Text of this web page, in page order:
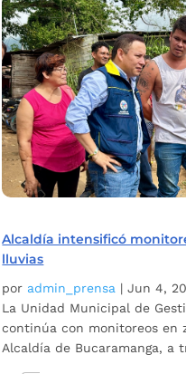
Alcaldía intensificó
lluvias
por admin_prensa |Jun 4,
La Unidad Municipal de
continúa con monitoreos en
Alcaldía de Bucaramanga, a